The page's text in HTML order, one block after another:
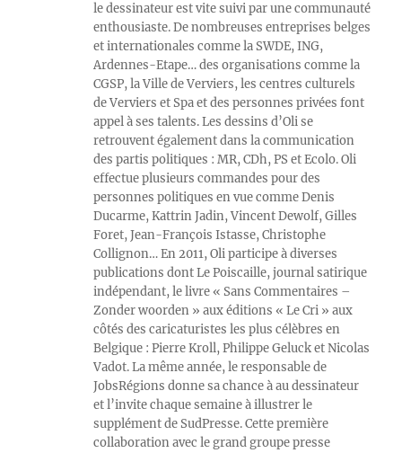
le dessinateur est vite suivi par une communauté
enthousiaste. De nombreuses entreprises belges
et internationales comme la SWDE, ING,
Ardennes-Etape… des organisations comme la
CGSP, la Ville de Verviers, les centres culturels
de Verviers et Spa et des personnes privées font
appel à ses talents. Les dessins d’Oli se
retrouvent également dans la communication
des partis politiques : MR, CDh, PS et Ecolo. Oli
effectue plusieurs commandes pour des
personnes politiques en vue comme Denis
Ducarme, Kattrin Jadin, Vincent Dewolf, Gilles
Foret, Jean-François Istasse, Christophe
Collignon… En 2011, Oli participe à diverses
publications dont Le Poiscaille, journal satirique
indépendant, le livre « Sans Commentaires –
Zonder woorden » aux éditions « Le Cri » aux
côtés des caricaturistes les plus célèbres en
Belgique : Pierre Kroll, Philippe Geluck et Nicolas
Vadot. La même année, le responsable de
JobsRégions donne sa chance à au dessinateur
et l’invite chaque semaine à illustrer le
supplément de SudPresse. Cette première
collaboration avec le grand groupe presse